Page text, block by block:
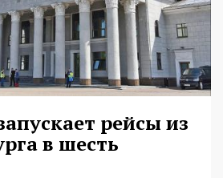
рейсы из
в шесть